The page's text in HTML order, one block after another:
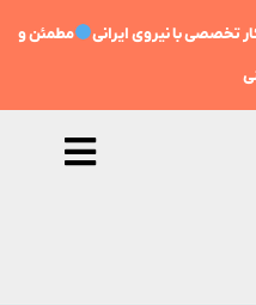
تخصصی با نیروی ایرانی مطمئن و